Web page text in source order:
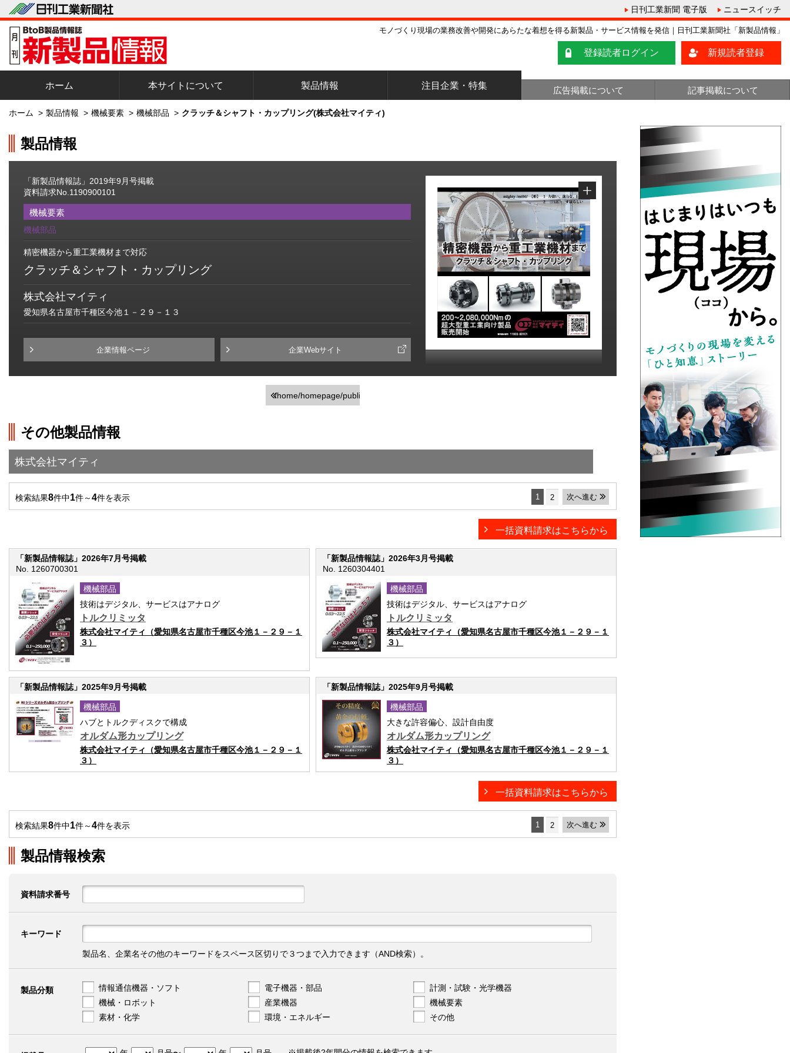
日刊工業新聞 電子版 ニュースイッチ
モノづくり現場の業務改善や開発にあらたな着想を得る新製品・サービス情報を発信｜日刊工業新聞社「新製品情報」
登録読者ログイン 新規読者登録
ホーム 本サイトについて 製品情報 注目企業・特集 広告掲載について 記事掲載について
ホーム > 製品情報 > 機械要素 > 機械部品 > クラッチ＆シャフト・カップリング(株式会社マイティ)
製品情報
「新製品情報誌」2019年9月号掲載
資料請求No.1190900101
機械要素
機械部品
精密機器から重工業機材まで対応
クラッチ＆シャフト・カップリング
株式会社マイティ
愛知県名古屋市千種区今池１－２９－１３
企業情報ページ 企業Webサイト
/home/homepage/public_html/usr/detail_products.php
その他製品情報
株式会社マイティ
検索結果8件中1件～4件を表示 1 2 次へ進む
一括資料請求はこちらから
「新製品情報誌」2026年7月号掲載
No. 1260700301
機械部品
技術はデジタル、サービスはアナログ
トルクリミッタ
株式会社マイティ（愛知県名古屋市千種区今池１－２９－１
３）
「新製品情報誌」2026年3月号掲載
No. 1260304401
機械部品
技術はデジタル、サービスはアナログ
トルクリミッタ
株式会社マイティ（愛知県名古屋市千種区今池１－２９－１
３）
「新製品情報誌」2025年9月号掲載
機械部品
ハブとトルクディスクで構成
オルダム形カップリング
株式会社マイティ（愛知県名古屋市千種区今池１－２９－１
３）
「新製品情報誌」2025年9月号掲載
機械部品
大きな許容偏心、設計自由度
オルダム形カップリング
株式会社マイティ（愛知県名古屋市千種区今池１－２９－１
３）
一括資料請求はこちらから
検索結果8件中1件～4件を表示 1 2 次へ進む
製品情報検索
資料請求番号
キーワード
製品名、企業名その他のキーワードをスペース区切りで３つまで入力できます（AND検索）。
製品分類 情報通信機器・ソフト 電子機器・部品
計測・試験・光学機器
機械・ロボット
産業機器
機械要素
素材・化学
環境・エネルギー その他